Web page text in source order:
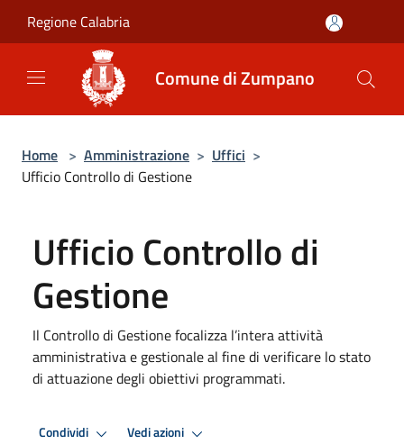
Regione Calabria
Comune di Zumpano
Home > Amministrazione > Uffici >
Ufficio Controllo di Gestione
Ufficio Controllo di
Gestione
Il Controllo di Gestione focalizza l’intera attività
amministrativa e gestionale al fine di verificare lo stato
di attuazione degli obiettivi programmati.
Condividi Vedi azioni